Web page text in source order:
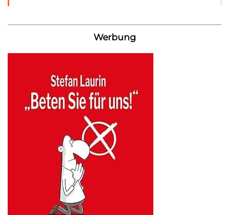
Werbung